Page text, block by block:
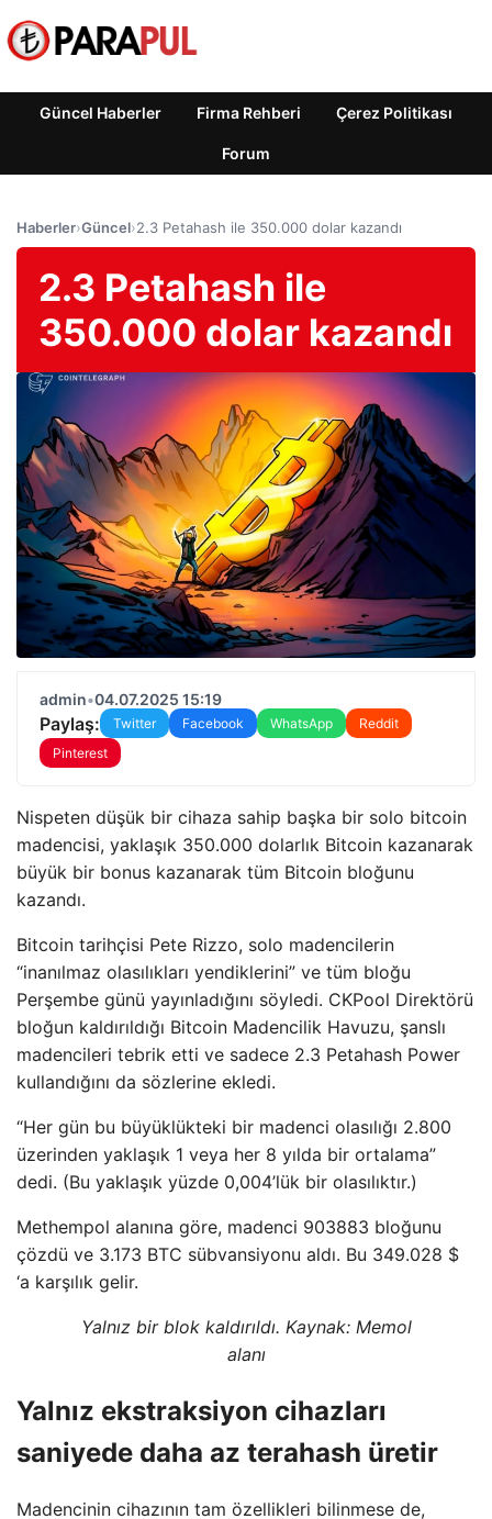
Güncel Haberler Firma Rehberi Çerez Politikası
Forum
Haberler›Güncel›2.3 Petahash ile 350.000 dolar kazandı
2.3 Petahash ile
350.000 dolar kazandı
admin•04.07.2025 15:19
Paylaş: Twitter Facebook WhatsApp
Reddit
Pinterest
Nispeten düşük bir cihaza sahip başka bir solo bitcoin
madencisi, yaklaşık 350.000 dolarlık Bitcoin kazanarak
büyük bir bonus kazanarak tüm Bitcoin bloğunu
kazandı.
Bitcoin tarihçisi Pete Rizzo, solo madencilerin
“inanılmaz olasılıkları yendiklerini” ve tüm bloğu
Perşembe günü yayınladığını söyledi. CKPool Direktörü
bloğun kaldırıldığı Bitcoin Madencilik Havuzu, şanslı
madencileri tebrik etti ve sadece 2.3 Petahash Power
kullandığını da sözlerine ekledi.
“Her gün bu büyüklükteki bir madenci olasılığı 2.800
üzerinden yaklaşık 1 veya her 8 yılda bir ortalama”
dedi. (Bu yaklaşık yüzde 0,004’lük bir olasılıktır.)
Methempol alanına göre, madenci 903883 bloğunu
çözdü ve 3.173 BTC sübvansiyonu aldı. Bu 349.028 $
‘a karşılık gelir.
Yalnız bir blok kaldırıldı. Kaynak: Memol
alanı
Yalnız ekstraksiyon cihazları
saniyede daha az terahash üretir
Madencinin cihazının tam özellikleri bilinmese de,